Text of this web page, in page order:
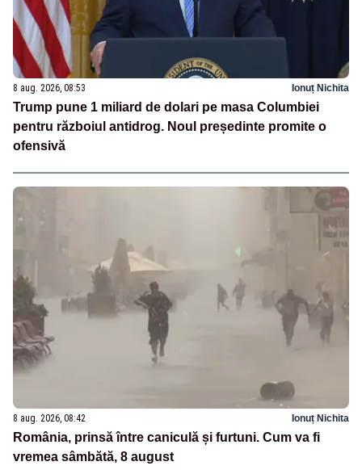
8 aug. 2026, 08:53 Ionuț Nichita
Trump pune 1 miliard de dolari pe masa Columbiei
pentru războiul antidrog. Noul președinte promite o
ofensivă
8 aug. 2026, 08:42 Ionuț Nichita
România, prinsă între caniculă și furtuni. Cum va fi
vremea sâmbătă, 8 august